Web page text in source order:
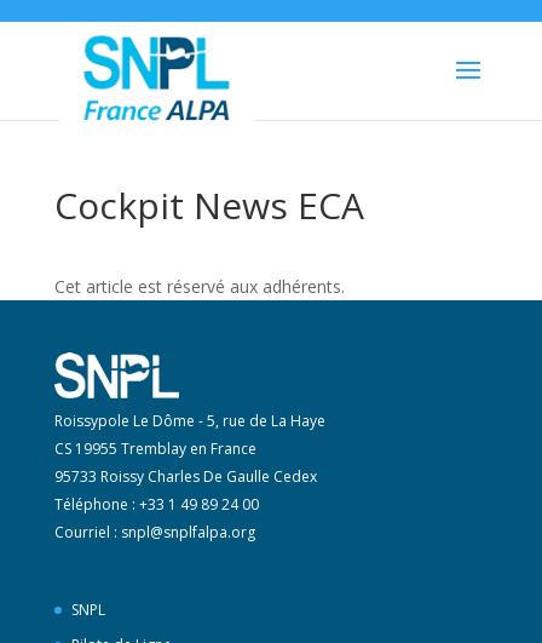
Cockpit News ECA
Cet article est réservé aux adhérents.
Roissypole Le Dôme - 5, rue de La Haye
CS 19955 Tremblay en France
95733 Roissy Charles De Gaulle Cedex
Téléphone : +33 1 49 89 24 00
Courriel : snpl@snplfalpa.org
SNPL